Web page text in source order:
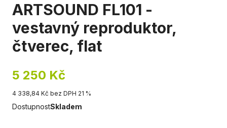
ARTSOUND FL101 -
vestavný reproduktor,
čtverec, flat
5 250 Kč
4 338,84 Kč bez DPH 21 %
DostupnostSkladem